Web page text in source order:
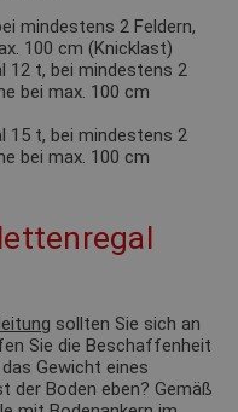
mindestens 2 Feldern,
100 cm (Knicklast)
12 t, bei mindestens 2
bei max. 100 cm
15 t, bei mindestens 2
bei max. 100 cm
sollten Sie sich an
Sie die Beschaffenheit
Gewicht eines
der Boden eben? Gemäß